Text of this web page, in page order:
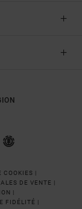
COOKIES |
DE VENTE |
|
FIDÉLITÉ |